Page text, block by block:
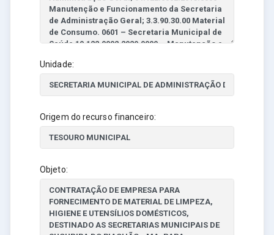
Unidade:
Origem do recurso financeiro:
Objeto: